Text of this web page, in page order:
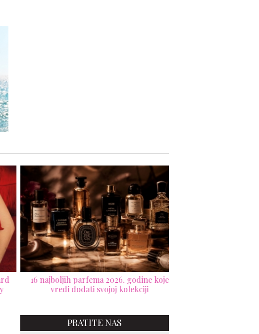
16 najboljih parfema 2026. godine koje
vredi dodati svojoj kolekciji
PRATITE NAS